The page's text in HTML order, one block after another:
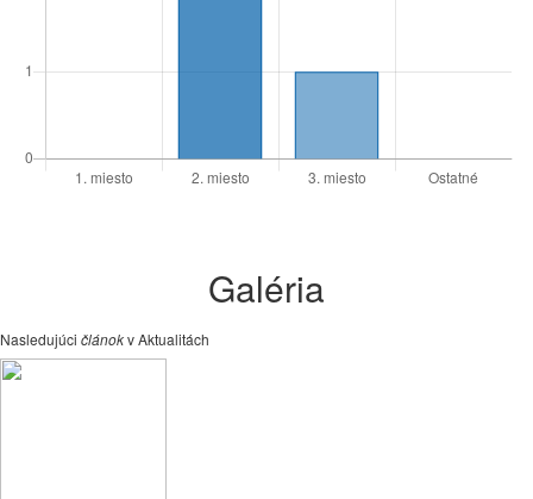
Galéria
Nasledujúci článokv Aktualitách